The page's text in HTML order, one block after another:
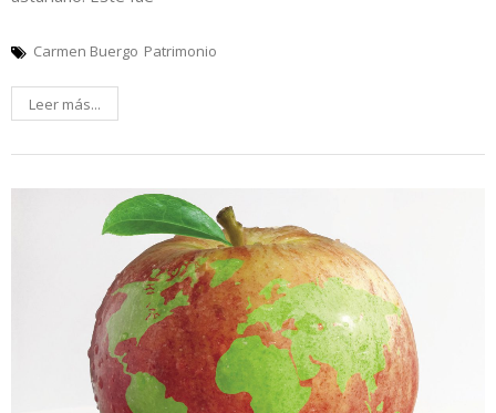
Carmen Buergo Patrimonio
Leer más...